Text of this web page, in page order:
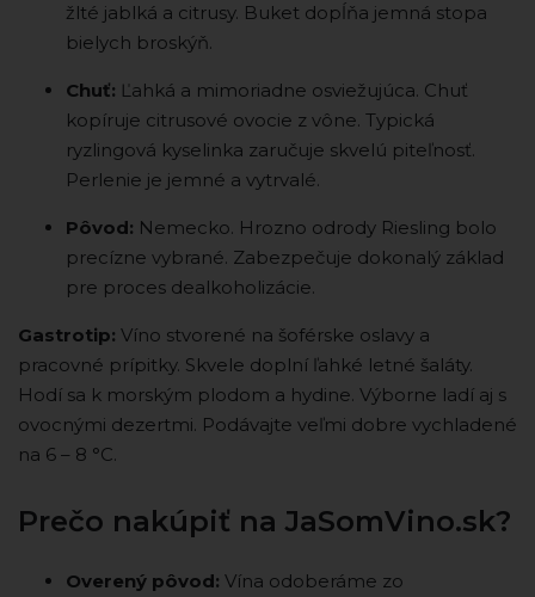
žlté jablká a citrusy. Buket dopĺňa jemná stopa
bielych broskýň.
Chuť: Ľahká a mimoriadne osviežujúca. Chuť
kopíruje citrusové ovocie z vône. Typická
ryzlingová kyselinka zaručuje skvelú piteľnosť.
Perlenie je jemné a vytrvalé.
Pôvod: Nemecko. Hrozno odrody Riesling bolo
precízne vybrané. Zabezpečuje dokonalý základ
pre proces dealkoholizácie.
Gastrotip: Víno stvorené na šoférske oslavy a
pracovné prípitky. Skvele doplní ľahké letné šaláty.
Hodí sa k morským plodom a hydine. Výborne ladí aj s
ovocnými dezertmi. Podávajte veľmi dobre vychladené
na 6 – 8 °C.
Prečo nakúpiť na JaSomVino.sk?
Overený pôvod: Vína odoberáme zo